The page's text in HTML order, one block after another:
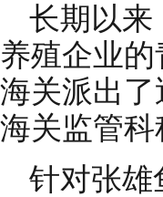
长期以来
养殖企业
海关派出
海关监管
针对张雄